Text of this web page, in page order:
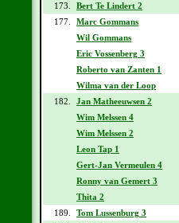
173. Bert Te Lindert 2
177.
Marc Gommans
Wil Gommans
Eric Vossenberg 3
Roberto van Zanten 1
Wilma van der Loop
182.
Jan Matheeuwsen 2
Wim Melssen 4
Wim Melssen 2
Leon Tap 1
Gert-Jan Vermeulen 4
Ronny van Gemert 3
Thita 2
189.
Tom Lussenburg 3